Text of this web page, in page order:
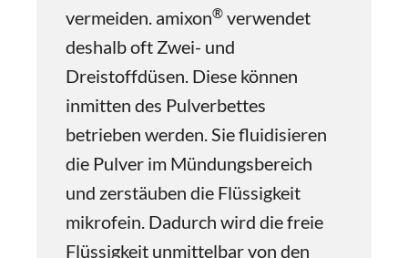
vermeiden. amixon® verwendet
deshalb oft Zwei- und
Dreistoffdüsen. Diese können
inmitten des Pulverbettes
betrieben werden. Sie fluidisieren
die Pulver im Mündungsbereich
und zerstäuben die Flüssigkeit
mikrofein. Dadurch wird die freie
Flüssigkeit unmittelbar von den